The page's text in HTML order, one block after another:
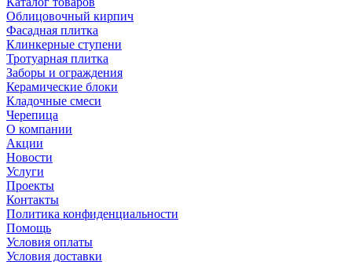
Облицовочный кирпич
Фасадная плитка
Клинкерные ступени
Тротуарная плитка
Заборы и ограждения
Керамические блоки
Кладочные смеси
Черепица
О компании
Акции
Новости
Услуги
Проекты
Контакты
Политика конфиденциальности
Помощь
Условия оплаты
Условия доставки